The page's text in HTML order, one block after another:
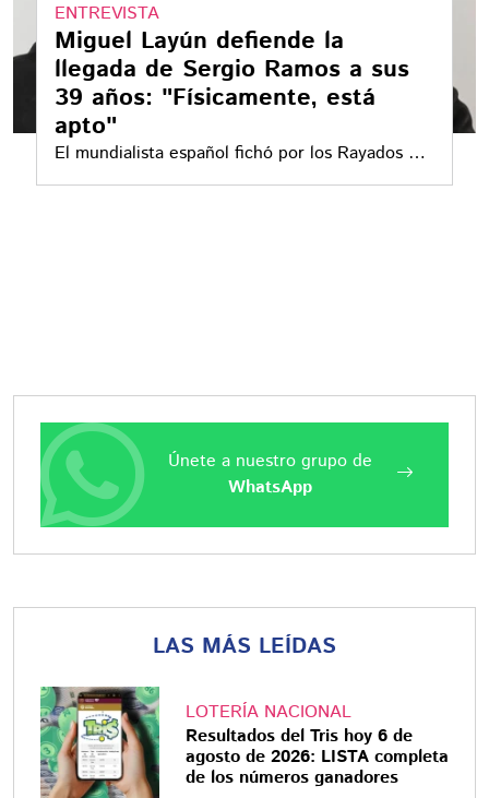
ENTREVISTA
Miguel Layún defiende la
llegada de Sergio Ramos a sus
39 años: "Físicamente, está
apto"
El mundialista español fichó por los Rayados de
Monterrey
Únete a nuestro grupo de
WhatsApp
LAS MÁS LEÍDAS
LOTERÍA NACIONAL
Resultados del Tris hoy 6 de
agosto de 2026: LISTA completa
de los números ganadores